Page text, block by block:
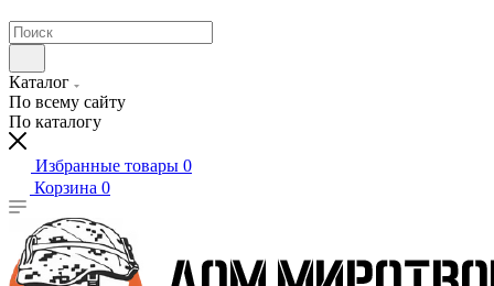
Каталог
По всему сайту
По каталогу
Избранные товары 0
Корзина 0